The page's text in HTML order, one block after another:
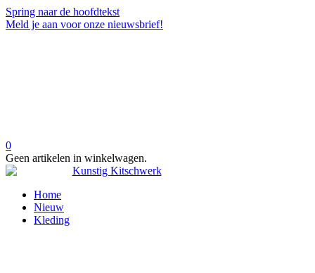
Spring naar de hoofdtekst
Meld je aan voor onze nieuwsbrief!
0
Geen artikelen in winkelwagen.
Home
Nieuw
Kleding